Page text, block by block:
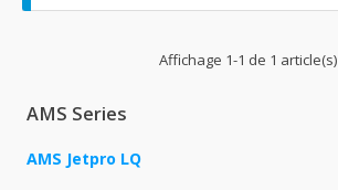
Affichage 1-1 de 1 article(s)
AMS Series
AMS Jetpro LQ